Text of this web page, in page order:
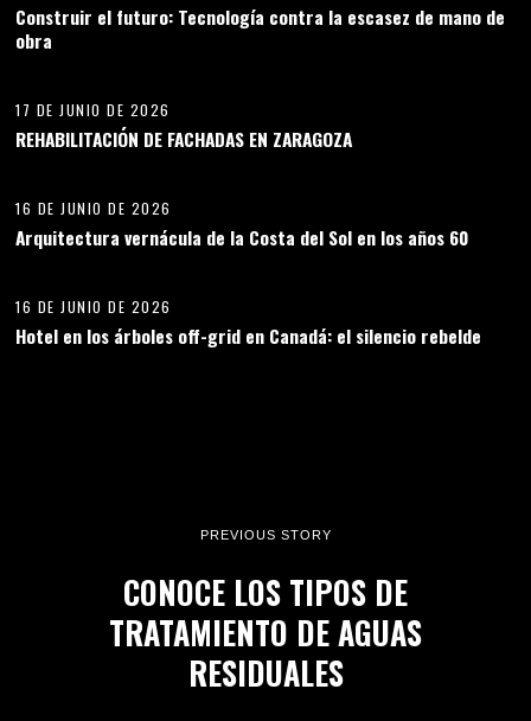
Construir el futuro: Tecnología contra la escasez de mano de
obra
17 DE JUNIO DE 2026
REHABILITACIÓN DE FACHADAS EN ZARAGOZA
16 DE JUNIO DE 2026
Arquitectura vernácula de la Costa del Sol en los años 6014
16 DE JUNIO DE 2026
Hotel en los árboles off-grid en Canadá: el silencio rebelde
PREVIOUS STORY
CONOCE LOS TIPOS DE
TRATAMIENTO DE AGUAS
RESIDUALES